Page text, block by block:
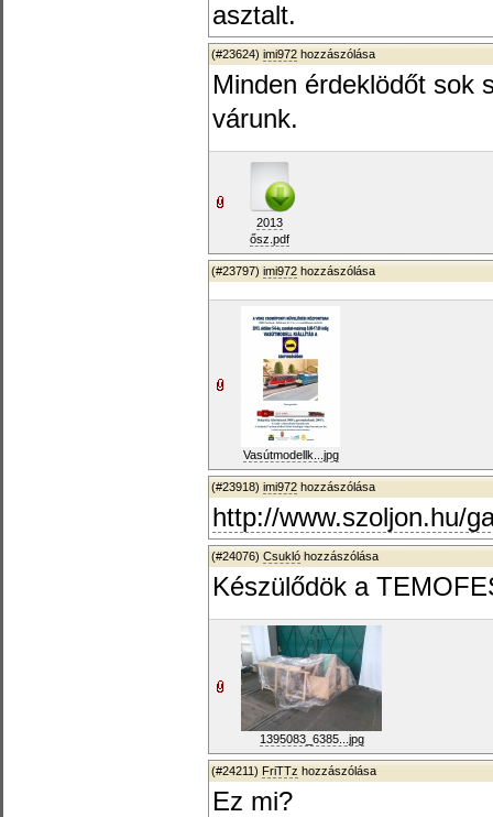
asztalt.
(#23624) imi972 hozzászólása
Minden érdeklödőt sok
várunk.
2013
ősz.pdf
(#23797) imi972 hozzászólása
Vasútmodellk...jpg
(#23918) imi972 hozzászólása
http://www.szoljon.hu/
(#24076) Csukló hozzászólása
Készülődök a
1395083_6385...jpg
(#24211) FriTTz hozzászólása
Ez mi?